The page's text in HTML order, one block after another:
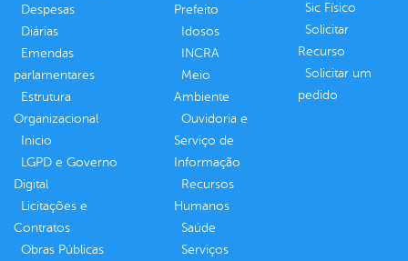
Despesas
Diárias
Emendas
parlamentares
Estrutura
Organizacional
Inicio
LGPD e Governo
Digital
Licitações e
Contratos
Obras Públicas
Prefeito
Idosos
INCRA
Meio
Ambiente
Ouvidoria e
Serviço de
Informação
Recursos
Humanos
Saúde
Serviços
Sic Físico
Solicitar
Recurso
Solicitar um
pedido